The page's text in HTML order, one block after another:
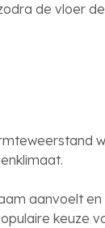
de vloer
aanvoelt
keuze